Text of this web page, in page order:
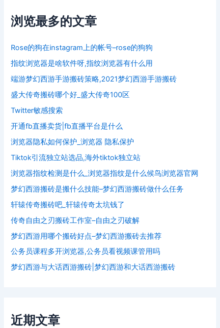
浏览最多的文章
Rose的狗在instagram上的帐号–rose的狗狗
指纹浏览器是啥软件呀,指纹浏览器有什么用
端游梦幻西游手游搬砖策略,2021梦幻西游手游搬砖
盛大传奇搬砖哪个好_盛大传奇100区
Twitter敏感搜索
开通fb直播卖货|fb直播平台是什么
浏览器隐私如何保护_浏览器 隐私保护
Tiktok引流独立站选品,海外tiktok独立站
浏览器指纹检测是什么_浏览器指纹是什么候鸟浏览器官网
梦幻西游搬砖是搬什么技能–梦幻西游搬砖做什么任务
轩辕传奇搬砖吧_轩辕传奇太坑钱了
传奇自由之刃搬砖工作室–自由之刃破解
梦幻西游用哪个搬砖好点–梦幻西游搬砖去推荐
公务员课程多开浏览器,公务员看视频课管用吗
梦幻西游与大话西游搬砖|梦幻西游和大话西游搬砖
近期文章